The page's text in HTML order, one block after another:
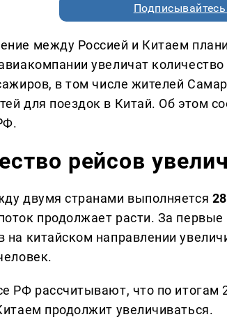
между Россией и Китаем
увеличат
в том числе жителей
для поездок в Китай. Об этом
рейсов
двумя странами выполняется
продолжает расти. За
на китайском направлении
РФ рассчитывают, что по итогам
продолжит увеличиваться.